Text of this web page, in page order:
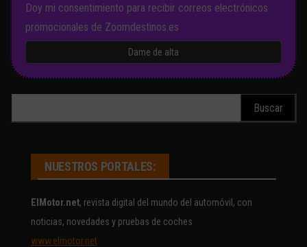
Doy mi consentimiento para recibir correos electrónicos
promocionales de Zoomdestinos.es
NUESTROS PORTALES:
ElMotor.net, revista digital del mundo del automóvil, con
noticias, novedades y pruebas de coches
www.elmotor.net